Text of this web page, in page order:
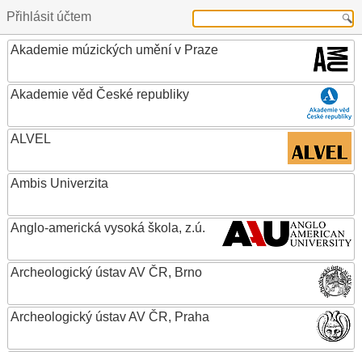
Přihlásit účtem
Akademie múzických umění v Praze
Akademie věd České republiky
ALVEL
Ambis Univerzita
Anglo-americká vysoká škola, z.ú.
Archeologický ústav AV ČR, Brno
Archeologický ústav AV ČR, Praha